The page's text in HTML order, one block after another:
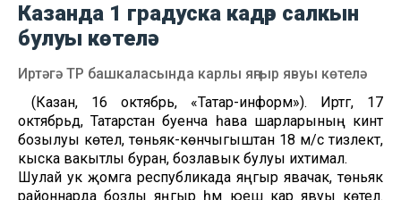
Казанда 1 градуска кадәр салкын
булуы көтелә
Иртәгә ТР башкаласында карлы яңгыр явуы көтелә
(Казан, 16 октябрь, «Татар-информ»). Иртәгә, 17
октябрьдә, Татарстан буенча һава шарларының кинәт
бозылуы көтелә, төньяк-көнчыгыштан 18 м/с тизлектә,
кыска вакытлы буран, бозлавык булуы ихтимал.
Шулай ук җомга республикада яңгыр явачак, төньяк
районнарда бозлы яңгыр һәм юеш кар явуы көтелә.